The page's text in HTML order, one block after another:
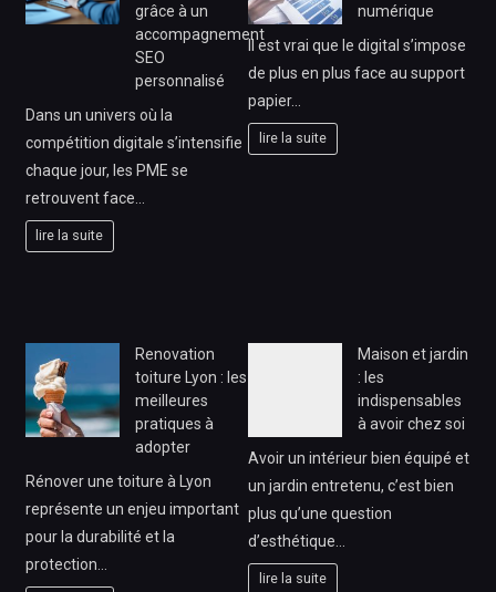
grâce à un
accompagnement
SEO
personnalisé
Dans un univers où la
compétition digitale s’intensifie
chaque jour, les PME se
retrouvent face…
lire la suite
numérique
Il est vrai que le digital s’impose
de plus en plus face au support
papier…
lire la suite
Renovation
toiture Lyon : les
meilleures
pratiques à
adopter
Rénover une toiture à Lyon
représente un enjeu important
pour la durabilité et la
protection…
Maison et jardin
: les
indispensables
à avoir chez soi
Avoir un intérieur bien équipé et
un jardin entretenu, c’est bien
plus qu’une question
d’esthétique…
lire la suite